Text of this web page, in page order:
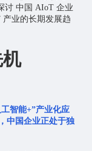
讨 中国 AIoT 企业
业的长期发展趋
智能+”产业化应
中国企业正处于独